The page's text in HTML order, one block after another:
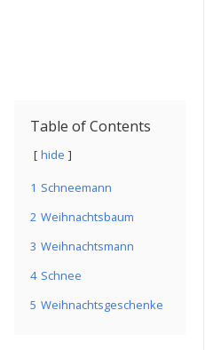
Table of Contents
hide
1 Schneemann
2 Weihnachtsbaum
3 Weihnachtsmann
4 Schnee
5 Weihnachtsgeschenke